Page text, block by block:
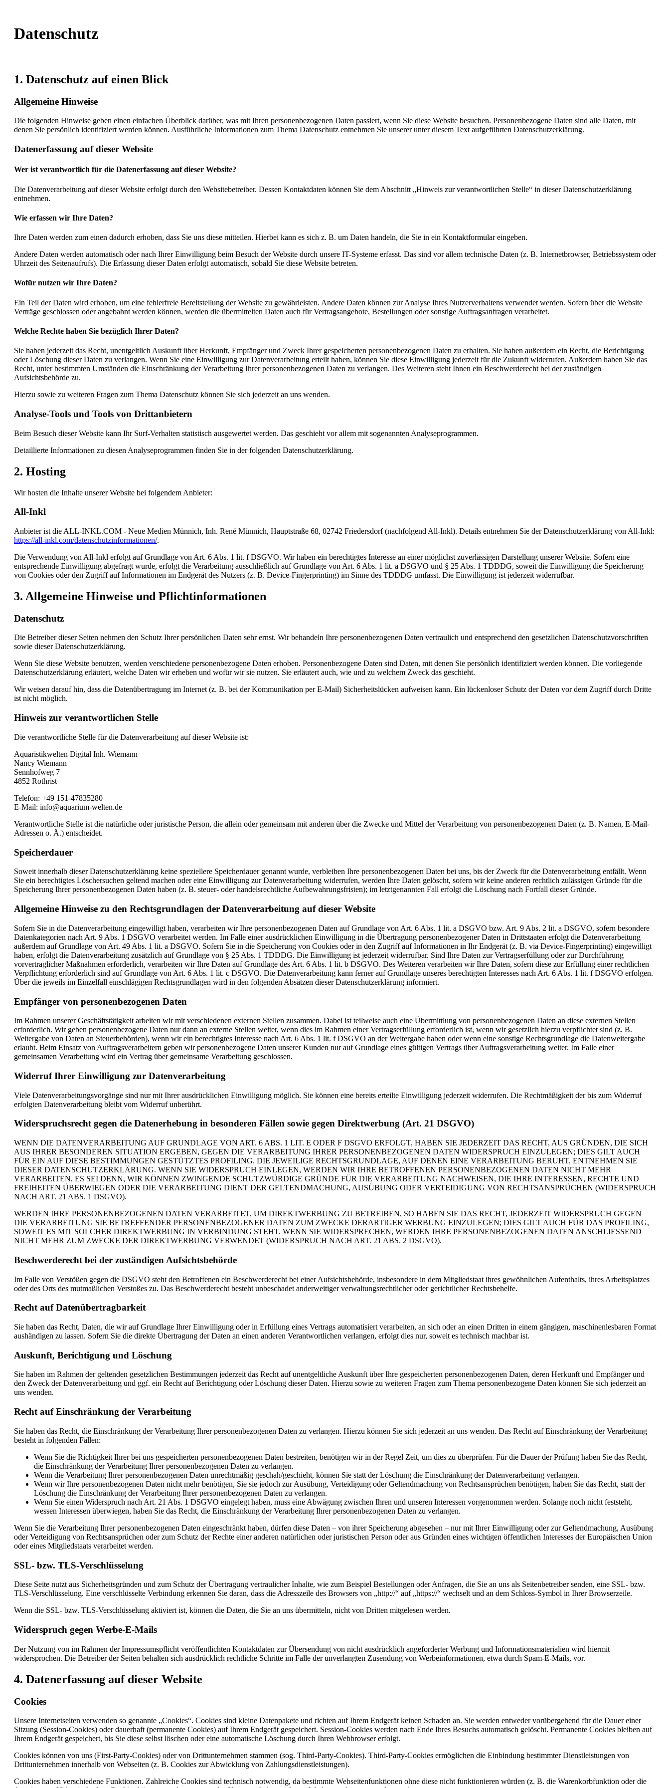
Datenschutz
1. Datenschutz auf einen Blick
Allgemeine Hinweise
Die folgenden Hinweise geben einen einfachen Überblick darüber, was mit Ihren personenbezogenen Daten passiert, wenn Sie diese Website besuchen. Personenbezogene Daten sind alle Daten, mit
denen Sie persönlich identifiziert werden können. Ausführliche Informationen zum Thema Datenschutz entnehmen Sie unserer unter diesem Text aufgeführten Datenschutzerklärung.
Datenerfassung auf dieser Website
Wer ist verantwortlich für die Datenerfassung auf dieser Website?
Die Datenverarbeitung auf dieser Website erfolgt durch den Websitebetreiber. Dessen Kontaktdaten können Sie dem Abschnitt „Hinweis zur verantwortlichen Stelle“ in dieser Datenschutzerklärung
entnehmen.
Wie erfassen wir Ihre Daten?
Ihre Daten werden zum einen dadurch erhoben, dass Sie uns diese mitteilen. Hierbei kann es sich z. B. um Daten handeln, die Sie in ein Kontaktformular eingeben.
Andere Daten werden automatisch oder nach Ihrer Einwilligung beim Besuch der Website durch unsere IT-Systeme erfasst. Das sind vor allem technische Daten (z. B. Internetbrowser, Betriebssystem oder
Uhrzeit des Seitenaufrufs). Die Erfassung dieser Daten erfolgt automatisch, sobald Sie diese Website betreten.
Wofür nutzen wir Ihre Daten?
Ein Teil der Daten wird erhoben, um eine fehlerfreie Bereitstellung der Website zu gewährleisten. Andere Daten können zur Analyse Ihres Nutzerverhaltens verwendet werden. Sofern über die Website
Verträge geschlossen oder angebahnt werden können, werden die übermittelten Daten auch für Vertragsangebote, Bestellungen oder sonstige Auftragsanfragen verarbeitet.
Welche Rechte haben Sie bezüglich Ihrer Daten?
Sie haben jederzeit das Recht, unentgeltlich Auskunft über Herkunft, Empfänger und Zweck Ihrer gespeicherten personenbezogenen Daten zu erhalten. Sie haben außerdem ein Recht, die Berichtigung
oder Löschung dieser Daten zu verlangen. Wenn Sie eine Einwilligung zur Datenverarbeitung erteilt haben, können Sie diese Einwilligung jederzeit für die Zukunft widerrufen. Außerdem haben Sie das
Recht, unter bestimmten Umständen die Einschränkung der Verarbeitung Ihrer personenbezogenen Daten zu verlangen. Des Weiteren steht Ihnen ein Beschwerderecht bei der zuständigen
Aufsichtsbehörde zu.
Hierzu sowie zu weiteren Fragen zum Thema Datenschutz können Sie sich jederzeit an uns wenden.
Analyse-Tools und Tools von Dritt­anbietern
Beim Besuch dieser Website kann Ihr Surf-Verhalten statistisch ausgewertet werden. Das geschieht vor allem mit sogenannten Analyseprogrammen.
Detaillierte Informationen zu diesen Analyseprogrammen finden Sie in der folgenden Datenschutzerklärung.
2. Hosting
Wir hosten die Inhalte unserer Website bei folgendem Anbieter:
All-Inkl
Anbieter ist die ALL-INKL.COM - Neue Medien Münnich, Inh. René Münnich, Hauptstraße 68, 02742 Friedersdorf (nachfolgend All-Inkl). Details entnehmen Sie der Datenschutzerklärung von All-Inkl:
https://all-inkl.com/datenschutzinformationen/.
Die Verwendung von All-Inkl erfolgt auf Grundlage von Art. 6 Abs. 1 lit. f DSGVO. Wir haben ein berechtigtes Interesse an einer möglichst zuverlässigen Darstellung unserer Website. Sofern eine
entsprechende Einwilligung abgefragt wurde, erfolgt die Verarbeitung ausschließlich auf Grundlage von Art. 6 Abs. 1 lit. a DSGVO und § 25 Abs. 1 TDDDG, soweit die Einwilligung die Speicherung
von Cookies oder den Zugriff auf Informationen im Endgerät des Nutzers (z. B. Device-Fingerprinting) im Sinne des TDDDG umfasst. Die Einwilligung ist jederzeit widerrufbar.
3. Allgemeine Hinweise und Pflicht­informationen
Datenschutz
Die Betreiber dieser Seiten nehmen den Schutz Ihrer persönlichen Daten sehr ernst. Wir behandeln Ihre personenbezogenen Daten vertraulich und entsprechend den gesetzlichen Datenschutzvorschriften
sowie dieser Datenschutzerklärung.
Wenn Sie diese Website benutzen, werden verschiedene personenbezogene Daten erhoben. Personenbezogene Daten sind Daten, mit denen Sie persönlich identifiziert werden können. Die vorliegende
Datenschutzerklärung erläutert, welche Daten wir erheben und wofür wir sie nutzen. Sie erläutert auch, wie und zu welchem Zweck das geschieht.
Wir weisen darauf hin, dass die Datenübertragung im Internet (z. B. bei der Kommunikation per E-Mail) Sicherheitslücken aufweisen kann. Ein lückenloser Schutz der Daten vor dem Zugriff durch Dritte
ist nicht möglich.
Hinweis zur verantwortlichen Stelle
Die verantwortliche Stelle für die Datenverarbeitung auf dieser Website ist:
Aquaristikwelten Digital Inh. Wiemann
Nancy Wiemann
Sennhofweg 7
4852 Rothrist
Telefon: +49 151-47835280
E-Mail: info@aquarium-welten.de
Verantwortliche Stelle ist die natürliche oder juristische Person, die allein oder gemeinsam mit anderen über die Zwecke und Mittel der Verarbeitung von personenbezogenen Daten (z. B. Namen, E-Mail-
Adressen o. Ä.) entscheidet.
Speicherdauer
Soweit innerhalb dieser Datenschutzerklärung keine speziellere Speicherdauer genannt wurde, verbleiben Ihre personenbezogenen Daten bei uns, bis der Zweck für die Datenverarbeitung entfällt. Wenn
Sie ein berechtigtes Löschersuchen geltend machen oder eine Einwilligung zur Datenverarbeitung widerrufen, werden Ihre Daten gelöscht, sofern wir keine anderen rechtlich zulässigen Gründe für die
Speicherung Ihrer personenbezogenen Daten haben (z. B. steuer- oder handelsrechtliche Aufbewahrungsfristen); im letztgenannten Fall erfolgt die Löschung nach Fortfall dieser Gründe.
Allgemeine Hinweise zu den Rechtsgrundlagen der Datenverarbeitung auf dieser Website
Sofern Sie in die Datenverarbeitung eingewilligt haben, verarbeiten wir Ihre personenbezogenen Daten auf Grundlage von Art. 6 Abs. 1 lit. a DSGVO bzw. Art. 9 Abs. 2 lit. a DSGVO, sofern besondere
Datenkategorien nach Art. 9 Abs. 1 DSGVO verarbeitet werden. Im Falle einer ausdrücklichen Einwilligung in die Übertragung personenbezogener Daten in Drittstaaten erfolgt die Datenverarbeitung
außerdem auf Grundlage von Art. 49 Abs. 1 lit. a DSGVO. Sofern Sie in die Speicherung von Cookies oder in den Zugriff auf Informationen in Ihr Endgerät (z. B. via Device-Fingerprinting) eingewilligt
haben, erfolgt die Datenverarbeitung zusätzlich auf Grundlage von § 25 Abs. 1 TDDDG. Die Einwilligung ist jederzeit widerrufbar. Sind Ihre Daten zur Vertragserfüllung oder zur Durchführung
vorvertraglicher Maßnahmen erforderlich, verarbeiten wir Ihre Daten auf Grundlage des Art. 6 Abs. 1 lit. b DSGVO. Des Weiteren verarbeiten wir Ihre Daten, sofern diese zur Erfüllung einer rechtlichen
Verpflichtung erforderlich sind auf Grundlage von Art. 6 Abs. 1 lit. c DSGVO. Die Datenverarbeitung kann ferner auf Grundlage unseres berechtigten Interesses nach Art. 6 Abs. 1 lit. f DSGVO erfolgen.
Über die jeweils im Einzelfall einschlägigen Rechtsgrundlagen wird in den folgenden Absätzen dieser Datenschutzerklärung informiert.
Empfänger von personenbezogenen Daten
Im Rahmen unserer Geschäftstätigkeit arbeiten wir mit verschiedenen externen Stellen zusammen. Dabei ist teilweise auch eine Übermittlung von personenbezogenen Daten an diese externen Stellen
erforderlich. Wir geben personenbezogene Daten nur dann an externe Stellen weiter, wenn dies im Rahmen einer Vertragserfüllung erforderlich ist, wenn wir gesetzlich hierzu verpflichtet sind (z. B.
Weitergabe von Daten an Steuerbehörden), wenn wir ein berechtigtes Interesse nach Art. 6 Abs. 1 lit. f DSGVO an der Weitergabe haben oder wenn eine sonstige Rechtsgrundlage die Datenweitergabe
erlaubt. Beim Einsatz von Auftragsverarbeitern geben wir personenbezogene Daten unserer Kunden nur auf Grundlage eines gültigen Vertrags über Auftragsverarbeitung weiter. Im Falle einer
gemeinsamen Verarbeitung wird ein Vertrag über gemeinsame Verarbeitung geschlossen.
Widerruf Ihrer Einwilligung zur Datenverarbeitung
Viele Datenverarbeitungsvorgänge sind nur mit Ihrer ausdrücklichen Einwilligung möglich. Sie können eine bereits erteilte Einwilligung jederzeit widerrufen. Die Rechtmäßigkeit der bis zum Widerruf
erfolgten Datenverarbeitung bleibt vom Widerruf unberührt.
Widerspruchsrecht gegen die Datenerhebung in besonderen Fällen sowie gegen Direktwerbung (Art. 21 DSGVO)
WENN DIE DATENVERARBEITUNG AUF GRUNDLAGE VON ART. 6 ABS. 1 LIT. E ODER F DSGVO ERFOLGT, HABEN SIE JEDERZEIT DAS RECHT, AUS GRÜNDEN, DIE SICH
AUS IHRER BESONDEREN SITUATION ERGEBEN, GEGEN DIE VERARBEITUNG IHRER PERSONENBEZOGENEN DATEN WIDERSPRUCH EINZULEGEN; DIES GILT AUCH
FÜR EIN AUF DIESE BESTIMMUNGEN GESTÜTZTES PROFILING. DIE JEWEILIGE RECHTSGRUNDLAGE, AUF DENEN EINE VERARBEITUNG BERUHT, ENTNEHMEN SIE
DIESER DATENSCHUTZERKLÄRUNG. WENN SIE WIDERSPRUCH EINLEGEN, WERDEN WIR IHRE BETROFFENEN PERSONENBEZOGENEN DATEN NICHT MEHR
VERARBEITEN, ES SEI DENN, WIR KÖNNEN ZWINGENDE SCHUTZWÜRDIGE GRÜNDE FÜR DIE VERARBEITUNG NACHWEISEN, DIE IHRE INTERESSEN, RECHTE UND
FREIHEITEN ÜBERWIEGEN ODER DIE VERARBEITUNG DIENT DER GELTENDMACHUNG, AUSÜBUNG ODER VERTEIDIGUNG VON RECHTSANSPRÜCHEN (WIDERSPRUCH
NACH ART. 21 ABS. 1 DSGVO).
WERDEN IHRE PERSONENBEZOGENEN DATEN VERARBEITET, UM DIREKTWERBUNG ZU BETREIBEN, SO HABEN SIE DAS RECHT, JEDERZEIT WIDERSPRUCH GEGEN
DIE VERARBEITUNG SIE BETREFFENDER PERSONENBEZOGENER DATEN ZUM ZWECKE DERARTIGER WERBUNG EINZULEGEN; DIES GILT AUCH FÜR DAS PROFILING,
SOWEIT ES MIT SOLCHER DIREKTWERBUNG IN VERBINDUNG STEHT. WENN SIE WIDERSPRECHEN, WERDEN IHRE PERSONENBEZOGENEN DATEN ANSCHLIESSEND
NICHT MEHR ZUM ZWECKE DER DIREKTWERBUNG VERWENDET (WIDERSPRUCH NACH ART. 21 ABS. 2 DSGVO).
Beschwerde­recht bei der zuständigen Aufsichts­behörde
Im Falle von Verstößen gegen die DSGVO steht den Betroffenen ein Beschwerderecht bei einer Aufsichtsbehörde, insbesondere in dem Mitgliedstaat ihres gewöhnlichen Aufenthalts, ihres Arbeitsplatzes
oder des Orts des mutmaßlichen Verstoßes zu. Das Beschwerderecht besteht unbeschadet anderweitiger verwaltungsrechtlicher oder gerichtlicher Rechtsbehelfe.
Recht auf Daten­übertrag­barkeit
Sie haben das Recht, Daten, die wir auf Grundlage Ihrer Einwilligung oder in Erfüllung eines Vertrags automatisiert verarbeiten, an sich oder an einen Dritten in einem gängigen, maschinenlesbaren Format
aushändigen zu lassen. Sofern Sie die direkte Übertragung der Daten an einen anderen Verantwortlichen verlangen, erfolgt dies nur, soweit es technisch machbar ist.
Auskunft, Berichtigung und Löschung
Sie haben im Rahmen der geltenden gesetzlichen Bestimmungen jederzeit das Recht auf unentgeltliche Auskunft über Ihre gespeicherten personenbezogenen Daten, deren Herkunft und Empfänger und
den Zweck der Datenverarbeitung und ggf. ein Recht auf Berichtigung oder Löschung dieser Daten. Hierzu sowie zu weiteren Fragen zum Thema personenbezogene Daten können Sie sich jederzeit an
uns wenden.
Recht auf Einschränkung der Verarbeitung
Sie haben das Recht, die Einschränkung der Verarbeitung Ihrer personenbezogenen Daten zu verlangen. Hierzu können Sie sich jederzeit an uns wenden. Das Recht auf Einschränkung der Verarbeitung
besteht in folgenden Fällen:
Wenn Sie die Richtigkeit Ihrer bei uns gespeicherten personenbezogenen Daten bestreiten, benötigen wir in der Regel Zeit, um dies zu überprüfen. Für die Dauer der Prüfung haben Sie das Recht,
die Einschränkung der Verarbeitung Ihrer personenbezogenen Daten zu verlangen.
Wenn die Verarbeitung Ihrer personenbezogenen Daten unrechtmäßig geschah/geschieht, können Sie statt der Löschung die Einschränkung der Datenverarbeitung verlangen.
Wenn wir Ihre personenbezogenen Daten nicht mehr benötigen, Sie sie jedoch zur Ausübung, Verteidigung oder Geltendmachung von Rechtsansprüchen benötigen, haben Sie das Recht, statt der
Löschung die Einschränkung der Verarbeitung Ihrer personenbezogenen Daten zu verlangen.
Wenn Sie einen Widerspruch nach Art. 21 Abs. 1 DSGVO eingelegt haben, muss eine Abwägung zwischen Ihren und unseren Interessen vorgenommen werden. Solange noch nicht feststeht,
wessen Interessen überwiegen, haben Sie das Recht, die Einschränkung der Verarbeitung Ihrer personenbezogenen Daten zu verlangen.
Wenn Sie die Verarbeitung Ihrer personenbezogenen Daten eingeschränkt haben, dürfen diese Daten – von ihrer Speicherung abgesehen – nur mit Ihrer Einwilligung oder zur Geltendmachung, Ausübung
oder Verteidigung von Rechtsansprüchen oder zum Schutz der Rechte einer anderen natürlichen oder juristischen Person oder aus Gründen eines wichtigen öffentlichen Interesses der Europäischen Union
oder eines Mitgliedstaats verarbeitet werden.
SSL- bzw. TLS-Verschlüsselung
Diese Seite nutzt aus Sicherheitsgründen und zum Schutz der Übertragung vertraulicher Inhalte, wie zum Beispiel Bestellungen oder Anfragen, die Sie an uns als Seitenbetreiber senden, eine SSL- bzw.
TLS-Verschlüsselung. Eine verschlüsselte Verbindung erkennen Sie daran, dass die Adresszeile des Browsers von „http://“ auf „https://“ wechselt und an dem Schloss-Symbol in Ihrer Browserzeile.
Wenn die SSL- bzw. TLS-Verschlüsselung aktiviert ist, können die Daten, die Sie an uns übermitteln, nicht von Dritten mitgelesen werden.
Widerspruch gegen Werbe-E-Mails
Der Nutzung von im Rahmen der Impressumspflicht veröffentlichten Kontaktdaten zur Übersendung von nicht ausdrücklich angeforderter Werbung und Informationsmaterialien wird hiermit
widersprochen. Die Betreiber der Seiten behalten sich ausdrücklich rechtliche Schritte im Falle der unverlangten Zusendung von Werbeinformationen, etwa durch Spam-E-Mails, vor.
4. Datenerfassung auf dieser Website
Cookies
Unsere Internetseiten verwenden so genannte „Cookies“. Cookies sind kleine Datenpakete und richten auf Ihrem Endgerät keinen Schaden an. Sie werden entweder vorübergehend für die Dauer einer
Sitzung (Session-Cookies) oder dauerhaft (permanente Cookies) auf Ihrem Endgerät gespeichert. Session-Cookies werden nach Ende Ihres Besuchs automatisch gelöscht. Permanente Cookies bleiben auf
Ihrem Endgerät gespeichert, bis Sie diese selbst löschen oder eine automatische Löschung durch Ihren Webbrowser erfolgt.
Cookies können von uns (First-Party-Cookies) oder von Drittunternehmen stammen (sog. Third-Party-Cookies). Third-Party-Cookies ermöglichen die Einbindung bestimmter Dienstleistungen von
Drittunternehmen innerhalb von Webseiten (z. B. Cookies zur Abwicklung von Zahlungsdienstleistungen).
Cookies haben verschiedene Funktionen. Zahlreiche Cookies sind technisch notwendig, da bestimmte Webseitenfunktionen ohne diese nicht funktionieren würden (z. B. die Warenkorbfunktion oder die